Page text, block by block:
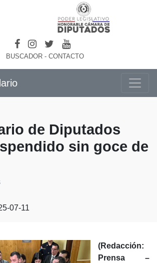
BUSCADOR - CONTACTO
de Diputados
sin goce de
07-11
(Redacción:
Prensa –